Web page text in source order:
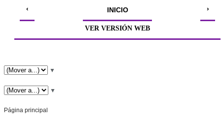
‹ ›
INICIO
VER VERSIÓN WEB
▼
▼
Página principal